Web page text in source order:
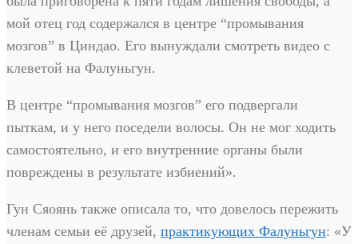
мой отец год содержался в центре “промывания
мозгов” в Циндао. Его вынуждали смотреть видео с
клеветой на Фалуньгун.
В центре “промывания мозгов” его подвергали
пыткам, и у него поседели волосы. Он не мог ходить
самостоятельно, и его внутренние органы были
повреждены в результате избиений».
Гун Сяоянь также описала то, что довелось пережить
членам семьи её друзей, практикующих Фалуньгун: «У